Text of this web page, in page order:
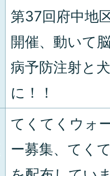
第37回府中地
開催、動いて
病予防注射と
に！！
てくてくウォ
ー募集、てく